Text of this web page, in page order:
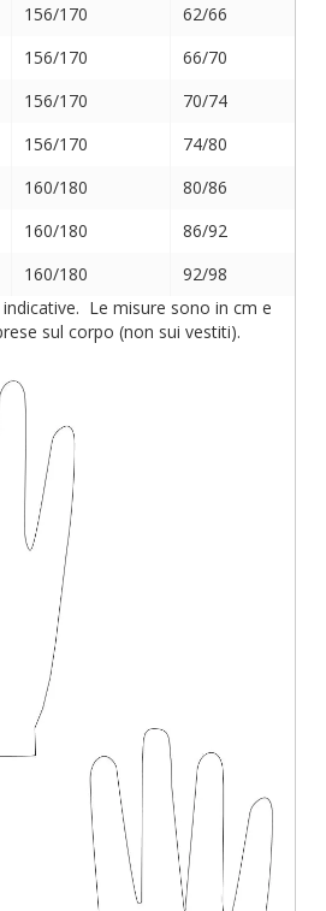
156/170
62/66
156/170
66/70
156/170
70/74
156/170
74/80
160/180
80/86
160/180
86/92
160/180
92/98
Le misure sono in cm e
sul corpo (non sui vestiti).